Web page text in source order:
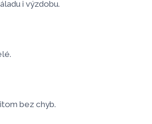
i výzdobu.
bez chyb.